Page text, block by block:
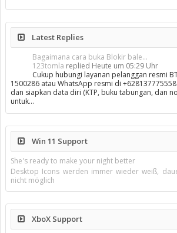
Latest Replies
Bagaimana cara buka Blokir bale...
123tomla replied Heute um 05:29 Uhr
Cukup hubungi layanan pelanggan resmi
1500286 atau WhatsApp resmi di
dan siapkan data diri (KTP, buku tabungan, dan
untuk…
Win 11 Support
She's ready to make your night better
Desktop Icons werden immer wieder weiß,
nicht möglich
XboX Support